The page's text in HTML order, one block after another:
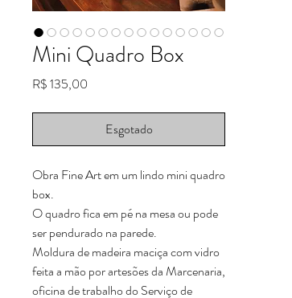
Mini Quadro Box
R$ 135,00
Esgotado
Obra Fine Art em um lindo mini quadro
box.
O quadro fica em pé na mesa ou pode
ser pendurado na parede.
Moldura de madeira maciça com vidro
feita a mão por artesões da Marcenaria,
oficina de trabalho do Serviço de